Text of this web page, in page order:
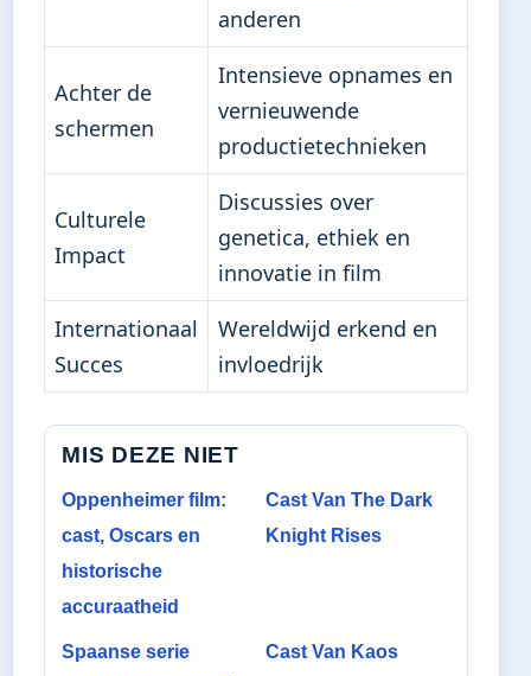
anderen
Achter de
schermen
Intensieve opnames en
vernieuwende
productietechnieken
Culturele
Impact
Discussies over
genetica, ethiek en
innovatie in film
Internationaal
Succes
Wereldwijd erkend en
invloedrijk
MIS DEZE NIET
Oppenheimer film:
cast, Oscars en
historische
accuraatheid
Cast Van The Dark
Knight Rises
Spaanse serie
Cast Van Kaos